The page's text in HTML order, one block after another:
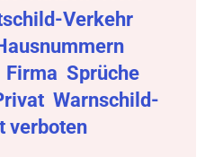
Verkehr
Firma Sprüche
Warnschild-
verboten